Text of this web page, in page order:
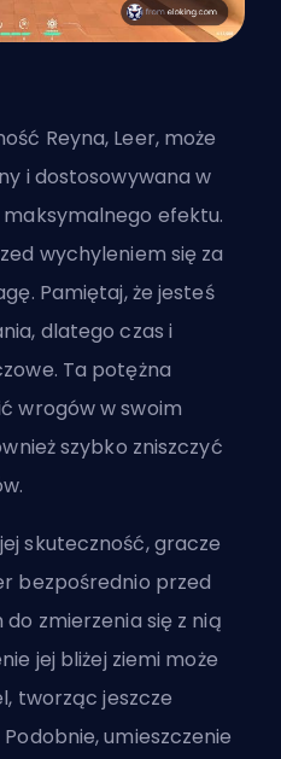
Reyna, Leer, może
i dostosowywana w
efektu.
wychyleniem się za
Pamiętaj, że jesteś
dlatego czas i
Ta potężna
wrogów w swoim
szybko zniszczyć
skuteczność, gracze
bezpośrednio przed
zmierzenia się z nią
jej bliżej ziemi może
tworząc jeszcze
umieszczenie